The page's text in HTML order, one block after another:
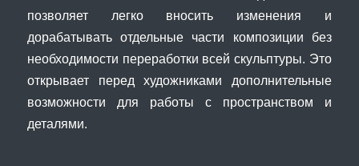
позволяет легко вносить изменения и
дорабатывать отдельные части композиции без
необходимости переработки всей скульптуры. Это
открывает перед художниками дополнительные
возможности для работы с пространством и
деталями.